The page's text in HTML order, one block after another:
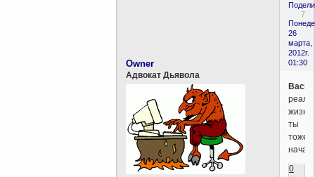
7
26
марта,
2012г.
01:30
Owner
Адвокат Дьявола
жизни
ты
тоже
0